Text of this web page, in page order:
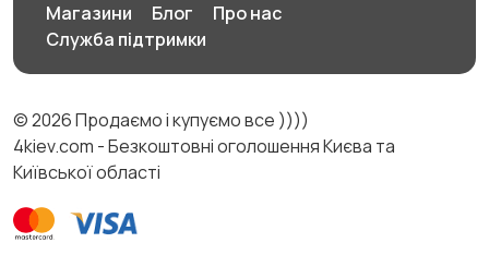
Магазини Блог
Про нас
Служба підтримки
© 2026 Продаємо і купуємо все ))))
4kiev.com - Безкоштовні оголошення Києва та
Київської області